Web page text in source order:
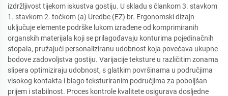
izdržljivost tijekom iskustva gostiju. U skladu s člankom 3. stavkom
1. stavkom 2. točkom (a) Uredbe (EZ) br. Ergonomski dizajn
uključuje elemente podrške lukom izrađene od komprimiranih
organskih materijala koji se prilagođavaju konturima pojedinačnih
stopala, pružajući personaliziranu udobnost koja povećava ukupne
bodove zadovoljstva gostiju. Varijacije teksture u različitim zonama
slipera optimiziraju udobnost, s glatkim površinama u područjima
visokog kontakta i blago teksturiranim područjima za poboljšan
prijem i stabilnost. Proces kontrole kvalitete osigurava dosljedne